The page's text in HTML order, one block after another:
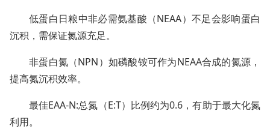
低蛋白日粮中非必需氨基酸（NEAA）不足会影响蛋白
沉积，需保证氮源充足。
非蛋白氮（NPN）如磷酸铵可作为NEAA合成的氮源，
提高氮沉积效率。
最佳EAA-N:总氮（E:T）比例约为0.6，有助于最大化氮
利用。